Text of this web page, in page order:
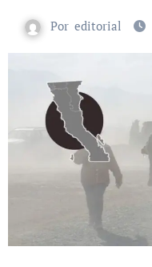
Por editorial